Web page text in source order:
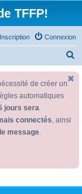
TFFP!
Connexion
Inscription
e
r
de créer un
automatiques
jours sera
connectés, ainsi
message.